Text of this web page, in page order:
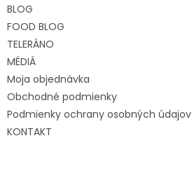
BLOG
FOOD BLOG
TELERÁNO
MÉDIÁ
Moja objednávka
Obchodné podmienky
Podmienky ochrany osobných údajov
KONTAKT